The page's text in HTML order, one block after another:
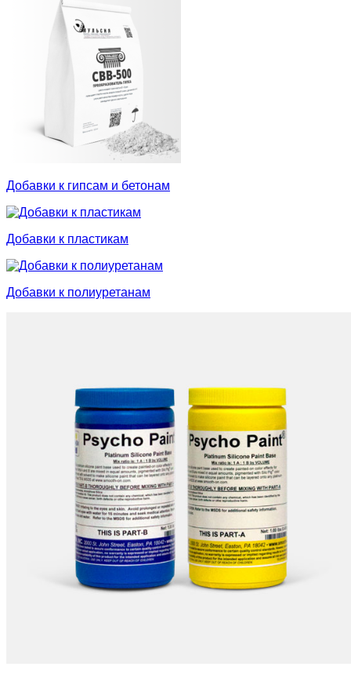
Добавки к гипсам и бетонам
Добавки к пластикам
Добавки к полиуретанам